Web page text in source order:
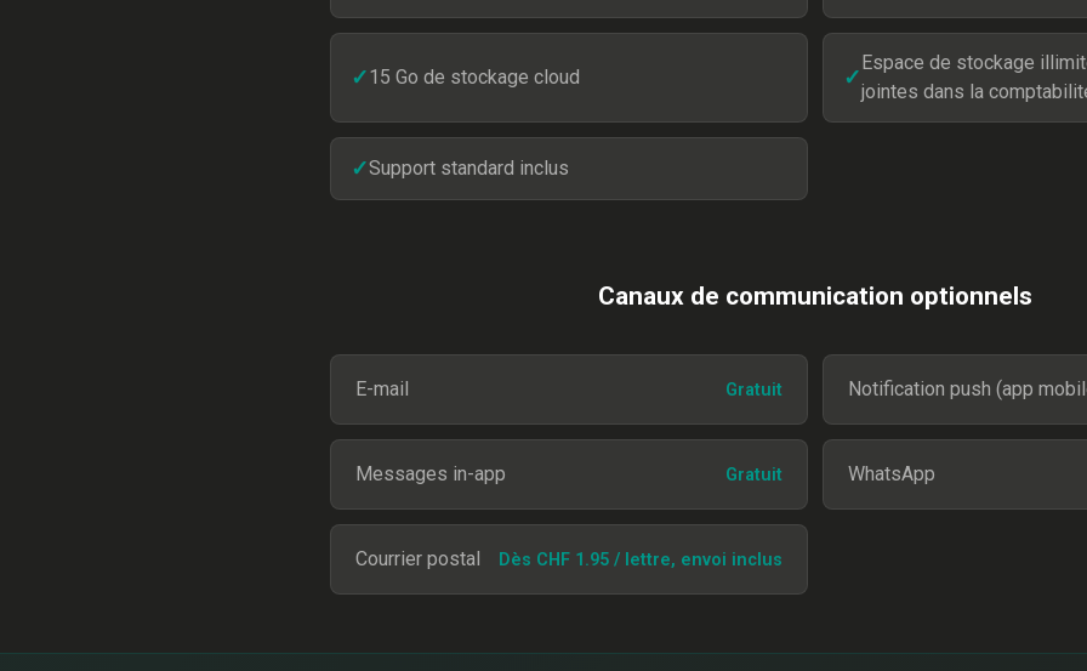
✓15 Go de stockage cloud ✓
Espace de stockage
jointes dans la
✓Support standard inclus
Canaux de communication optionnels
E-mail Gratuit Notification push (app
Messages in-app Gratuit WhatsApp
Courrier postal Dès CHF 1.95 / lettre, envoi inclus